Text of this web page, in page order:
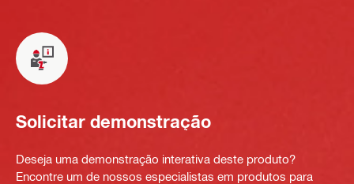
Solicitar demonstração
Deseja uma demonstração interativa deste produto?
Encontre um de nossos especialistas em produtos para